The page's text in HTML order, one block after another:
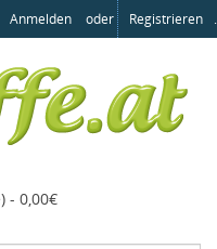
Anmelden oder Registrieren .
- 0,00€